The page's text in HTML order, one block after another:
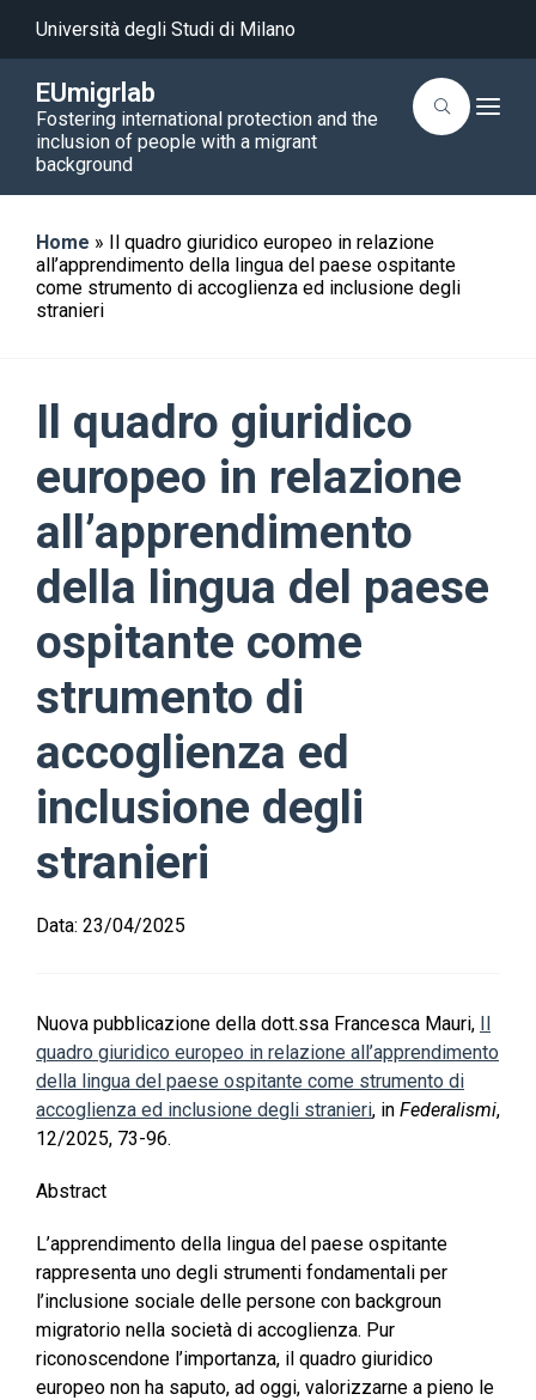
Università degli Studi di Milano
EUmigrlab
Fostering international protection and the
inclusion of people with a migrant
background
T
Home » Il quadro giuridico europeo in relazione
all’apprendimento della lingua del paese ospitante
come strumento di accoglienza ed inclusione degli
stranieri
Il quadro giuridico
europeo in relazione
all’apprendimento
della lingua del paese
ospitante come
strumento di
accoglienza ed
inclusione degli
stranieri
Data: 23/04/2025
Nuova pubblicazione della dott.ssa Francesca Mauri, Il
quadro giuridico europeo in relazione all’apprendimento
della lingua del paese ospitante come strumento di
accoglienza ed inclusione degli stranieri, in Federalismi,
12/2025, 73-96.
Abstract
L’apprendimento della lingua del paese ospitante
rappresenta uno degli strumenti fondamentali per
l’inclusione sociale delle persone con backgroun
migratorio nella società di accoglienza. Pur
riconoscendone l’importanza, il quadro giuridico
europeo non ha saputo, ad oggi, valorizzarne a pieno le